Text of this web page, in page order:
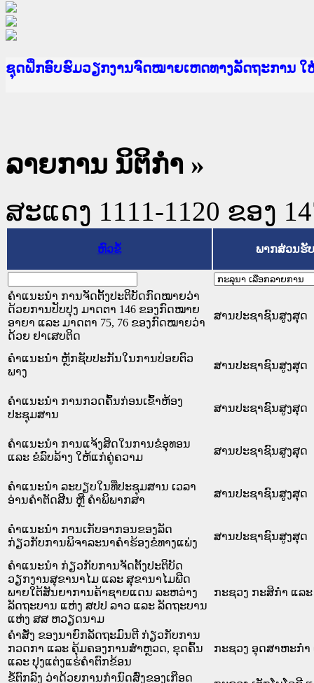
Ministry of Justice Lao PDR
ເຜີຍແຜ່ວັບໄຊຈົດໝາຍເຫດທາງລັດຖະການ ແລະ ແອັ
ກະຊວງຍຸຕິທຳ
ຊຸດຝຶກອົບຮົມວຽກງານຈົດໝາຍເຫດທາງລັດຖະການ
ກອງປະຊຸມທົບທວນຄືນການຈັດຕັ້ງປະຕິບັດວຽກງານຈົ
ຝຶກອົບຮົມ ຜູ່ປະສານງານວຽກງານຈົດໝາຍເຫດທາງລັ
ຝຶກອົບຮົມ ຜູ່ປະສານງານວຽກງານຈົດໝາຍເຫດທາງລັ
ເຜີຍແຜ່ແອັບກົດໝາຍລາວ ແລະ ເວັບໄຊຈົດໝາຍເຫດ
ເຜີຍແຜ່ແອັບກົດໝາຍລາວ ແລະ ເວັບໄຊຈົດໝາຍເຫດ
ຍົກລະດັບວຽກງານຈົດໝາຍເຫດທາງລັດຖະການໃຫ້ຜູ້
ຊຸດຝຶກອົບຮົມວຽກງານຈົດໝາຍເຫດທາງລັດຖະການ ໃ
ລາຍການ ນິຕິກໍາ »
ສະແດງ 1111-1120 ຂອງ
ຫົວຂໍ້ ພາກສ່ວນຮັ
ຄຳແນະນຳ ການຈັດຕັ້ງປະຕິບັດກົດໝາຍວ່າ
ດ້ວຍການປັບປຸງ ມາດຕາ 146 ຂອງກົດໝາຍ
ອາຍາ ແລະ ມາດຕາ 75, 76 ຂອງກົດໝາຍວ່າ
ດ້ວຍ ຢາເສບຕິດ
ສານປະຊາຊົນສູງສຸດ
ຄຳແນະນຳ ຫຼັກຊັບປະກັນໃນການປ່ອຍຕົວ
ພາງ
ສານປະຊາຊົນສູງສຸດ
ຄຳແນະນຳ ການກວດຄົ້ນກ່ອນເຂົ້າຫ້ອງ
ປະຊຸມສານ
ສານປະຊາຊົນສູງສຸດ
ຄຳແນະນຳ ການແຈ້ງສິດໃນການຂໍອຸທອນ
ແລະ ຂໍລົບລ້າງ ໃຫ້ແກ່ຄູ່ຄວາມ
ສານປະຊາຊົນສູງສຸດ
ຄຳແນະນຳ ລະບຽບໃນທີ່ປະຊຸມສານ ເວລາ
ອ່ານຄຳຕັດສີນ ຫຼື ຄຳພິພາກສາ
ສານປະຊາຊົນສູງສຸດ
ຄຳແນະນຳ ການເກັບອາກອນຂອງລັດ
ກ່ຽວກັບການພິຈາລະນາຄຳຮ້ອງຂໍທາງແພ່ງ
ສານປະຊາຊົນສູງສຸດ
ຄຳແນະນຳ ກ່ຽວກັບການຈັດຕັ້ງປະຕິບັດ
ວຽກງານສຸຂານາໄມ ແລະ ສຸຂານາໄມພືດ
ພາຍໃຕ້ສັນຍາການຄ້າຊາຍແດນ ລະຫວ່າງ
ລັດຖະບານ ແຫ່ງ ສປປ ລາວ ແລະ ລັດຖະບານ
ແຫ່ງ ສສ ຫວຽດນາມ
ກະຊວງ ກະສິກຳ ແລ
ຄຳສັ່ງ ຂອງນາຍົກລັດຖະມົນຕີ ກ່ຽວກັບການ
ກວດກາ ແລະ ຄຸ້ມຄອງການສຳຫຼວດ, ຂຸດຄົ້ນ
ແລະ ປຸງແຕ່ງແຮ່ຄຳຕົກຂ້ອນ
ກະຊວງ ອຸດສາຫະກຳ
ຂໍ້ຕົກລົງ ວ່າດ້ວຍການກຳນົດສົ່ງຂອງເກືອດ